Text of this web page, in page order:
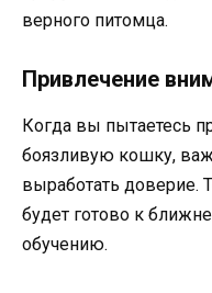
верного питомца.
Привлечение
Когда вы пытаетесь
боязливую кошку,
выработать доверие.
будет готово к
обучению.